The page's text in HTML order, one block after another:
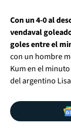
Con un 4-0 al
vendaval
goles entre el
con un hombre
Kum en el
del argentino